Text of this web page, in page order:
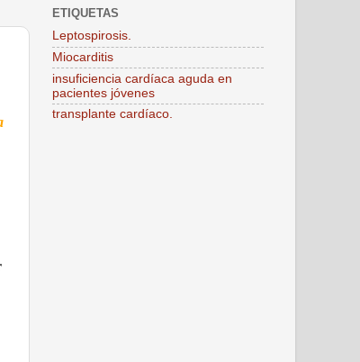
ETIQUETAS
Leptospirosis.
Miocarditis
insuficiencia cardíaca aguda en
pacientes jóvenes
transplante cardíaco.